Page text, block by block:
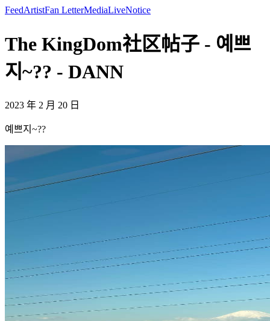
FeedArtistFan LetterMediaLiveNotice
The KingDom社区帖子 - 예쁘
지~?? - DANN
2023 年 2 月 20 日
예쁘지~??